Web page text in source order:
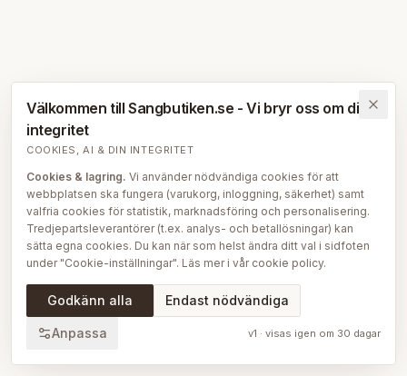
Välkommen till Sangbutiken.se - Vi bryr oss om din
integritet
COOKIES, AI & DIN INTEGRITET
Cookies & lagring. Vi använder nödvändiga cookies för att
webbplatsen ska fungera (varukorg, inloggning, säkerhet) samt
valfria cookies för statistik, marknadsföring och personalisering.
Tredjepartsleverantörer (t.ex. analys- och betallösningar) kan
sätta egna cookies. Du kan när som helst ändra ditt val i sidfoten
under "Cookie-inställningar". Läs mer i vår cookie policy.
AI på Sängbutiken.För att ge dig en bättre upplevelse använder
vi delvis AI-teknik — bl.a. för smartare sök- och
att skapa, översätta och redigera delar av vårt redaktionella
Godkänn alla Endast nödvändiga
Anpassa v1 · visas igen om 30 dagar